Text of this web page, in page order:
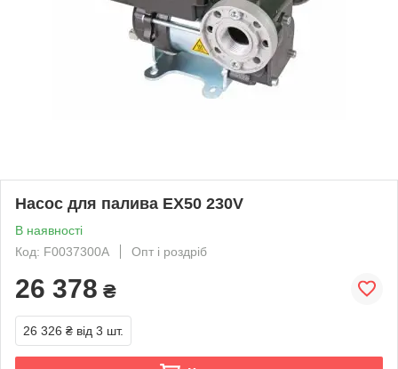
Насос для палива EX50 230V
В наявності
Код: F0037300A
Опт і роздріб
26 378 ₴
26 326 ₴ від 3 шт.